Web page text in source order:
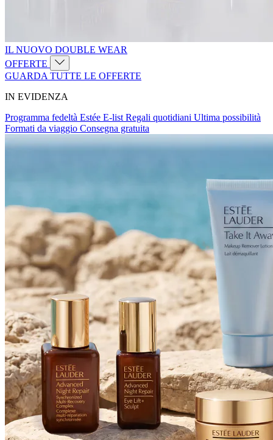
IL NUOVO DOUBLE WEAR
OFFERTE
GUARDA TUTTE LE OFFERTE
IN EVIDENZA
Programma fedeltà Estée E-list Regali quotidiani Ultima possibilità
Formati da viaggio Consegna gratuita